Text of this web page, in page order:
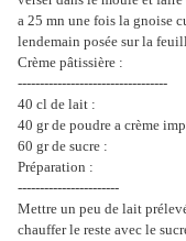
a 25 mn une fois la gnoise
lendemain posée sur la
Crème pâtissière :
----------------------------------
40 cl de lait :
40 gr de poudre a crème
60 gr de sucre :
Préparation :
-----------------------
Mettre un peu de lait
chauffer le reste avec le